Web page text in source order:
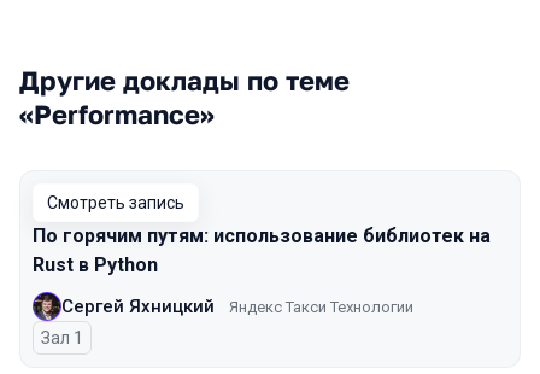
Другие доклады по теме
«Performance»
Смотреть запись
По горячим путям: использование библиотек на
Rust в Python
Сергей Яхницкий Яндекс Такси Технологии
Зал 1